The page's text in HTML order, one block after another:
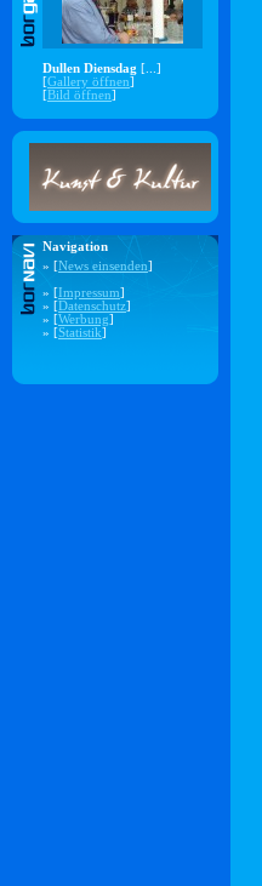
Dullen Diensdag [...]
[Gallery öffnen]
[Bild öffnen]
Navigation
» [News einsenden]
» [Impressum]
» [Datenschutz]
» [Werbung]
» [Statistik]